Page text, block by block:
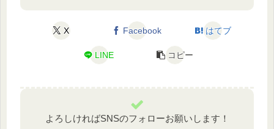
X Facebook はてブ
LINE コピー
よろしければSNSのフォローお願いします！